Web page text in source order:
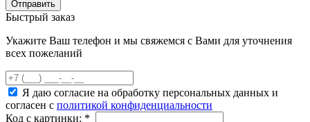
Быстрый заказ
Укажите Ваш телефон и мы свяжемся с Вами для уточнения
всех пожеланий
Я даю согласие на обработку персональных данных и
согласен с политикой конфиденциальности
Код с картинки: *